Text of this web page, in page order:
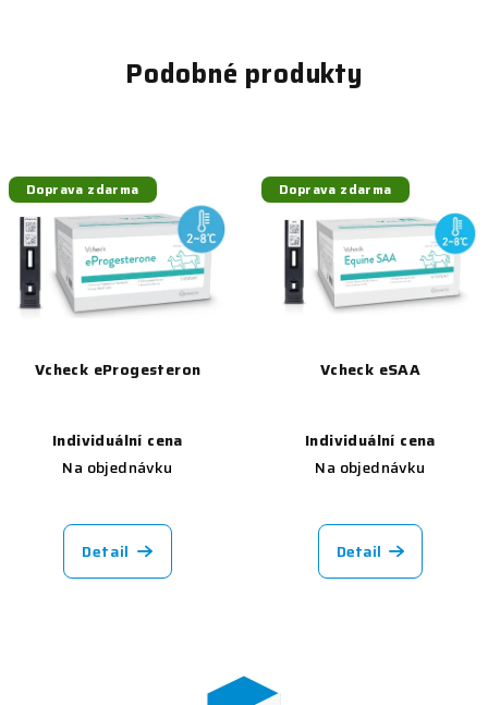
Podobné produkty
Doprava zdarma
Vcheck eProgesteron
Individuální cena
Na objednávku
Detail
Doprava zdarma
Vcheck eSAA
Individuální cena
Na objednávku
Detail